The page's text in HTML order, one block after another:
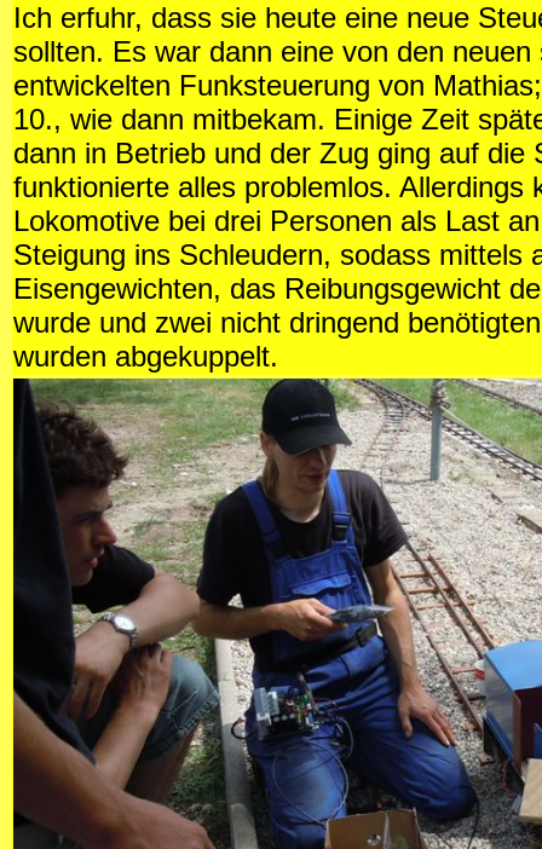
Ich erfuhr, dass sie heute eine neue
sollten. Es war dann eine von den neuen
entwickelten Funksteuerung von
10., wie dann mitbekam. Einige Zeit
dann in Betrieb und der Zug ging auf die
funktionierte alles problemlos. Allerdings
Lokomotive bei drei Personen als Last
Steigung ins Schleudern, sodass mittels
Eisengewichten, das Reibungsgewicht
wurde und zwei nicht dringend
wurden abgekuppelt.